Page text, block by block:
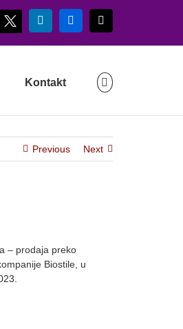
X LinkedInFlickr
Kontakt
Previous Next
– prodaja preko
Biostile, u